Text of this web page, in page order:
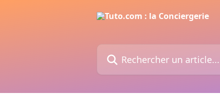
Rechercher un article...